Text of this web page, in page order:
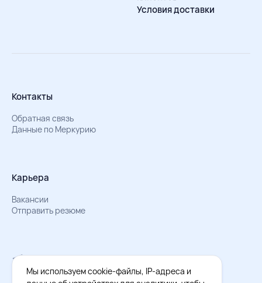
Условия доставки
Контакты
Обратная связь
Данные по Меркурию
Карьера
Вакансии
Отправить резюме
Мы в Телеграм
Документы об обработке персональных данных
Охрана труда – результаты СОУТ
Мы используем cookie-файлы, IP-адреса и